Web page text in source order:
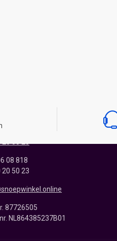
Wattstraat 12 - 0.11
Heerhugowaard
08 818
20 50 23
87726505
NL864385237B01